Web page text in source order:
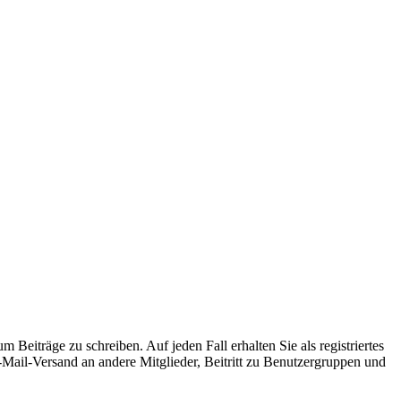
Beiträge zu schreiben. Auf jeden Fall erhalten Sie als registriertes
Versand an andere Mitglieder, Beitritt zu Benutzergruppen und